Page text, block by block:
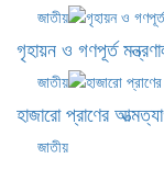
জাতীয়
গৃহায়ন ও গণপূর্ত
জাতীয়
হাজারো প্রাণের
জাতীয়